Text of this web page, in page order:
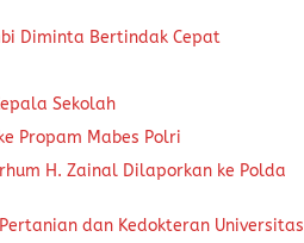
Diminta Bertindak Cepat
Sekolah
Propam Mabes Polri
H. Zainal Dilaporkan ke Polda
dan Kedokteran Universitas